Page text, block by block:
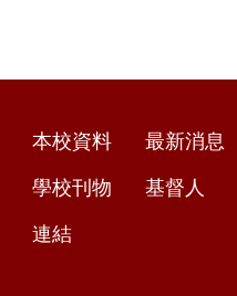
本校資料 最新消息
學校刊物 基督人
連結